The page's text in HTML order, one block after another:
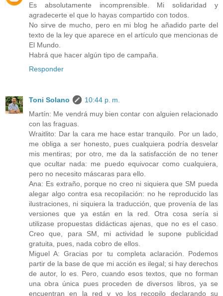
Es absolutamente incomprensible. Mi solidaridad y
agradecerte el que lo hayas compartido con todos.
No sirve de mucho, pero en mi blog he añadido parte del
texto de la ley que aparece en el artículo que mencionas de
El Mundo.
Habrá que hacer algún tipo de campaña.
Responder
Toni Solano
10:44 p. m.
Martín: Me vendrá muy bien contar con alguien relacionado
con las fraguas.
Wraitlito: Dar la cara me hace estar tranquilo. Por un lado,
me obliga a ser honesto, pues cualquiera podría desvelar
mis mentiras; por otro, me da la satisfacción de no tener
que ocultar nada: me puedo equivocar como cualquiera,
pero no necesito máscaras para ello.
Ana: Es extraño, porque no creo ni siquiera que SM pueda
alegar algo contra esa recopilación: no he reproducido las
ilustraciones, ni siquiera la traducción, que provenía de las
versiones que ya están en la red. Otra cosa sería si
utilizase propuestas didácticas ajenas, que no es el caso.
Creo que, para SM, mi actividad le supone publicidad
gratuita, pues, nada cobro de ellos.
Miguel A: Gracias por tu completa aclaración. Podemos
partir de la base de que mi acción es ilegal; si hay derechos
de autor, lo es. Pero, cuando esos textos, que no forman
una obra única pues proceden de diversos libros, ya se
encuentran en la red y yo los recopilo declarando su